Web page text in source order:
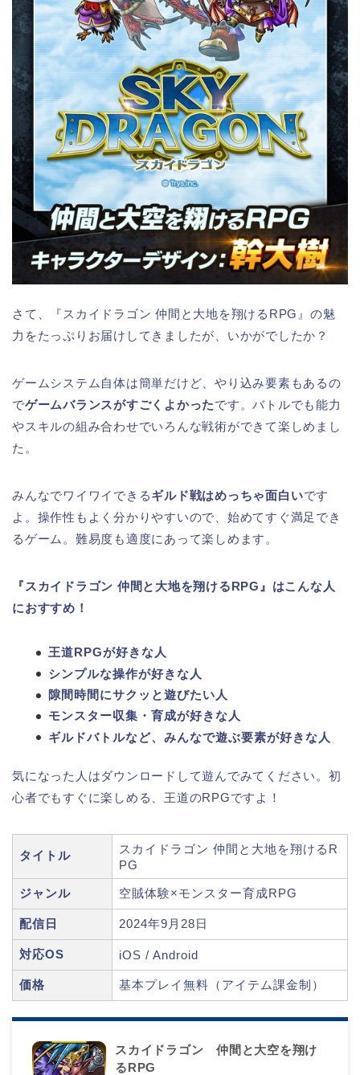
さて、『スカイドラゴン 仲間と大地を翔けるRPG』の魅
力をたっぷりお届けしてきましたが、いかがでしたか？
ゲームシステム自体は簡単だけど、やり込み要素もあるの
でゲームバランスがすごくよかったです。バトルでも能力
やスキルの組み合わせでいろんな戦術ができて楽しめまし
た。
みんなでワイワイできるギルド戦はめっちゃ面白いです
よ。操作性もよく分かりやすいので、始めてすぐ満足でき
るゲーム。難易度も適度にあって楽しめます。
『スカイドラゴン 仲間と大地を翔けるRPG』はこんな人
におすすめ！
王道RPGが好きな人
シンプルな操作が好きな人
隙間時間にサクッと遊びたい人
モンスター収集・育成が好きな人
ギルドバトルなど、みんなで遊ぶ要素が好きな人
気になった人はダウンロードして遊んでみてください。初
心者でもすぐに楽しめる、王道のRPGですよ！
タイトル
スカイドラゴン 仲間と大地を翔けるR
PG
ジャンル 空賊体験×モンスター育成RPG
配信日 2024年9月28日
対応OS iOS / Android
価格 基本プレイ無料（アイテム課金制）
スカイドラゴン 仲間と大空を翔け
るRPG